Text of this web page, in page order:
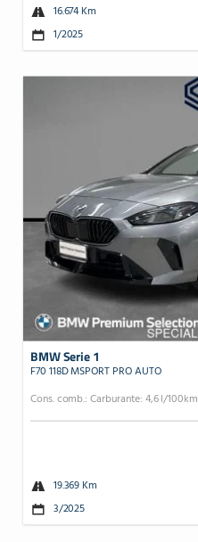
16.674 Km
1/2025
BMW Serie 1
F70 118D MSPORT PRO AUTO
Cons. comb.: Carburante: 4,6 l/100km
19.369 Km
3/2025